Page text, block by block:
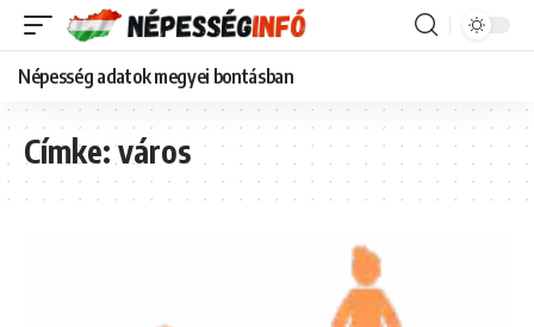
Népesség adatok megyei bontásban
Címke:város